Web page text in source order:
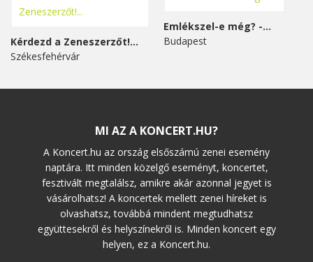
Kérdezd a Zeneszerzőt!...
Székesfehérvár
Emlékszel-e még? -...
Budapest
MI AZ A KONCERT.HU?
A Koncert.hu az ország elsőszámú zenei esemény
naptára. Itt minden közelgő eseményt, koncertet,
fesztivált megtalálsz, amikre akár azonnal jegyet is
vásárolhatsz! A koncertek mellett zenei híreket is
olvashatsz, továbbá mindent megtudhatsz
együttesekről és helyszínekről is. Minden koncert egy
helyen, ez a Koncert.hu.